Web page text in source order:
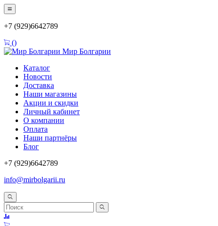
+7 (929)6642789
()
Мир Болгарии
Каталог
Новости
Доставка
Наши магазины
Акции и скидки
Личный кабинет
О компании
Оплата
Наши партнёры
Блог
+7 (929)6642789
info@mirbolgarii.ru